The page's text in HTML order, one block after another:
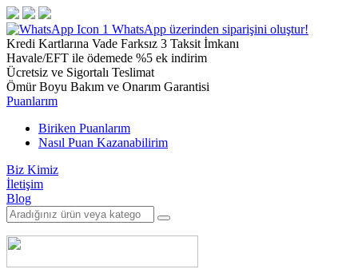
1 WhatsApp üzerinden siparişini oluştur!
Kredi Kartlarına Vade Farksız 3 Taksit İmkanı
Havale/EFT ile ödemede %5 ek indirim
Ücretsiz ve Sigortalı Teslimat
Ömür Boyu Bakım ve Onarım Garantisi
Puanlarım
Biriken Puanlarım
Nasıl Puan Kazanabilirim
Biz Kimiz
İletişim
Blog